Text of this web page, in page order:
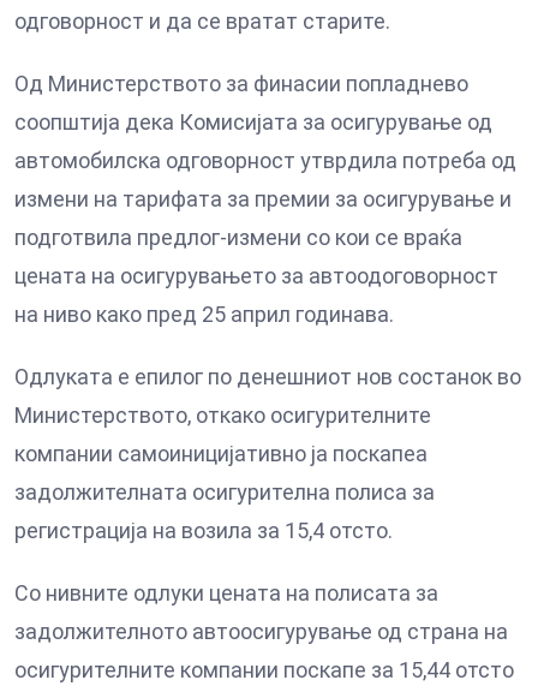
одговорност и да се вратат старите.
Од Министерството за финасии попладнево
соопштија дека Комисијата за осигурување од
автомобилска одговорност утврдила потреба од
измени на тарифата за премии за осигурување и
подготвила предлог-измени со кои се враќа
цената на осигурувањето за автоодоговорност
на ниво како пред 25 април годинава.
Одлуката е епилог по денешниот нов состанок во
Министерството, откако осигурителните
компании самоиницијативно ја поскапеа
задолжителната осигурителна полиса за
регистрација на возила за 15,4 отсто.
Со нивните одлуки цената на полисата за
задолжителното автоосигурување од страна на
осигурителните компании поскапе за 15,44 отсто